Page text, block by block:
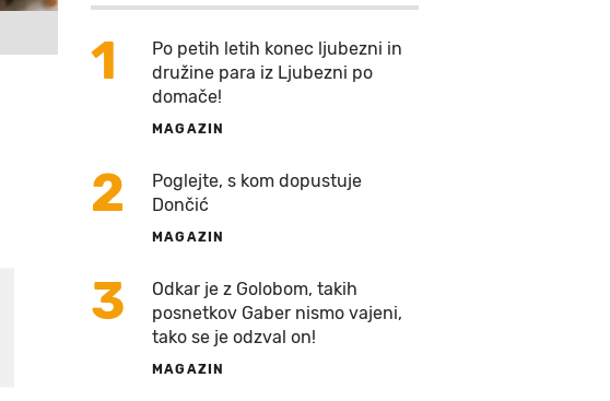
1
Po petih letih konec ljubezni in
družine para iz Ljubezni po
domače!
MAGAZIN
2
Poglejte, s kom dopustuje
Dončić
MAGAZIN
3
Odkar je z Golobom, takih
posnetkov Gaber nismo vajeni,
tako se je odzval on!
MAGAZIN